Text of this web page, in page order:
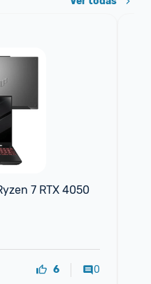
7 RTX 4050
6 0